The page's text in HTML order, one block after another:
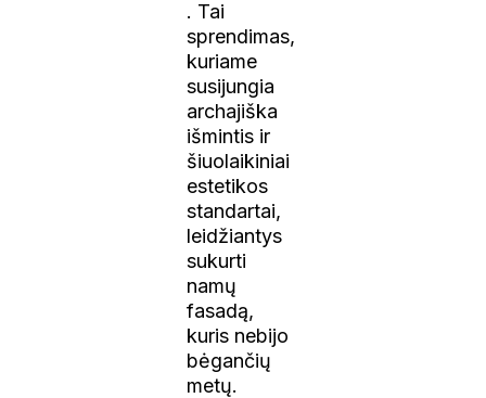
. Tai
sprendimas,
kuriame
susijungia
archajiška
išmintis ir
šiuolaikiniai
estetikos
standartai,
leidžiantys
sukurti
namų
fasadą,
kuris nebijo
bėgančių
metų.